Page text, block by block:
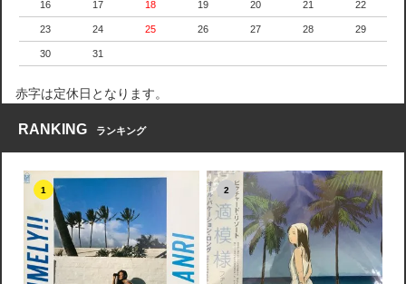
16 17 18 19 20 21 22
23 24 25 26 27 28 29
30 31
赤字は定休日となります。
RANKING ランキング
1 2